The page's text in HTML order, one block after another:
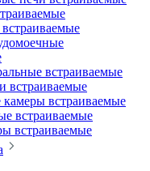
встраиваемые
встраиваемые
встраиваемые
встраиваемые
встраиваемые